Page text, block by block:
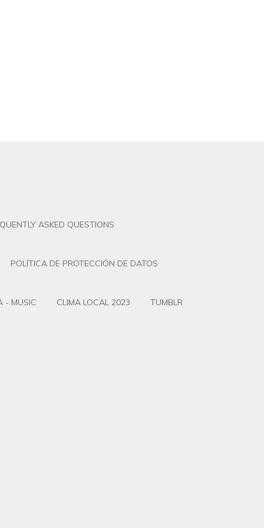
ASKED QUESTIONS
POLÍTICA DE PROTECCIÓN DE DATOS
- MUSIC CLIMA LOCAL 2023 TUMBLR